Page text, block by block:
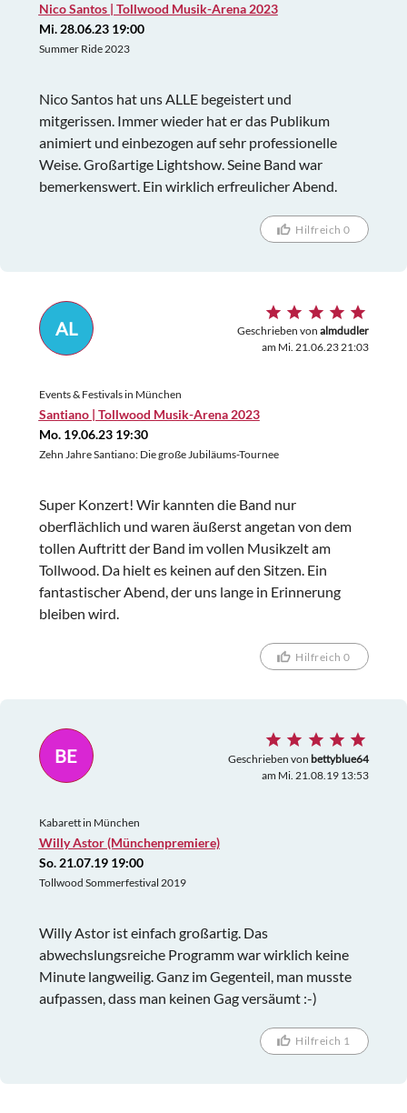
Nico Santos | Tollwood Musik-Arena 2023
Mi. 28.06.23 19:00
Summer Ride 2023
Nico Santos hat uns ALLE begeistert und
mitgerissen. Immer wieder hat er das Publikum
animiert und einbezogen auf sehr professionelle
Weise. Großartige Lightshow. Seine Band war
bemerkenswert. Ein wirklich erfreulicher Abend.
Hilfreich 0
AL Geschrieben von almdudler
am Mi. 21.06.23 21:03
Events & Festivals in München
Santiano | Tollwood Musik-Arena 2023
Mo. 19.06.23 19:30
Zehn Jahre Santiano: Die große Jubiläums-Tournee
Super Konzert! Wir kannten die Band nur
oberflächlich und waren äußerst angetan von dem
tollen Auftritt der Band im vollen Musikzelt am
Tollwood. Da hielt es keinen auf den Sitzen. Ein
fantastischer Abend, der uns lange in Erinnerung
bleiben wird.
Hilfreich 0
BE Geschrieben von bettyblue64
am Mi. 21.08.19 13:53
Kabarett in München
Willy Astor (Münchenpremiere)
So. 21.07.19 19:00
Tollwood Sommerfestival 2019
Willy Astor ist einfach großartig. Das
abwechslungsreiche Programm war wirklich keine
Minute langweilig. Ganz im Gegenteil, man musste
aufpassen, dass man keinen Gag versäumt :-)
Hilfreich 1